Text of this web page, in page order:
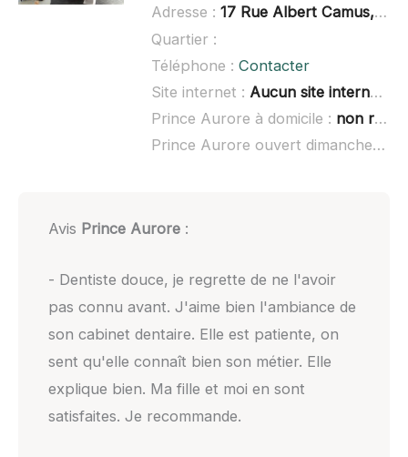
Adresse : 17 Rue Albert Camus, 31830 Plaisance-du-Touch
Quartier :
Téléphone : Contacter
Site internet : Aucun site internet connu
Prince Aurore à domicile : non renseigné
Prince Aurore ouvert dimanche :
Avis Prince Aurore:
- Dentiste douce, je regrette de ne l'avoir
pas connu avant. J'aime bien l'ambiance de
son cabinet dentaire. Elle est patiente, on
sent qu'elle connaît bien son métier. Elle
explique bien. Ma fille et moi en sont
satisfaites. Je recommande.